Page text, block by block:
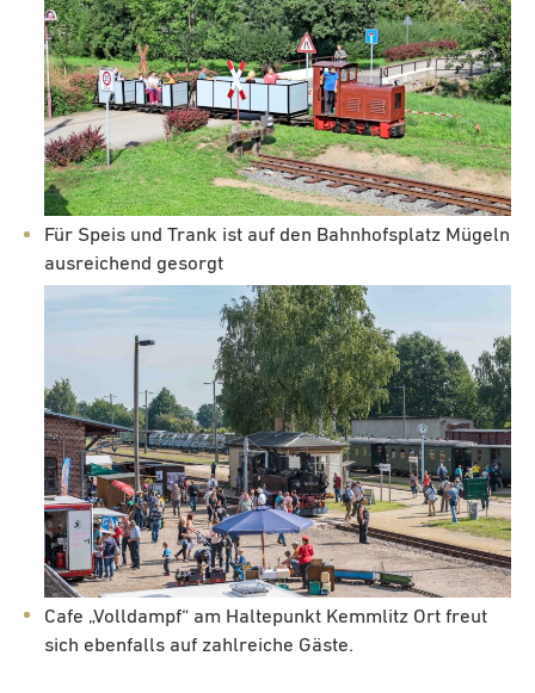
Für Speis und Trank ist auf den Bahnhofsplatz Mügeln
ausreichend gesorgt
Cafe „Volldampf“ am Haltepunkt Kemmlitz Ort freut
sich ebenfalls auf zahlreiche Gäste.